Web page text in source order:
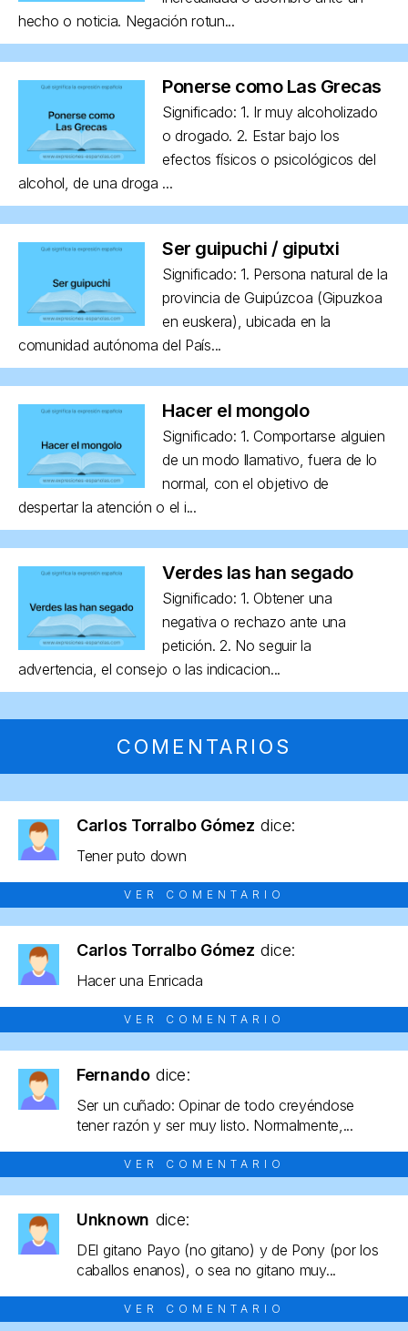
hecho o noticia. Negación rotun...
Ponerse como Las Grecas
Significado: 1. Ir muy alcoholizado
o drogado. 2. Estar bajo los
efectos físicos o psicológicos del
alcohol, de una droga ...
Ser guipuchi / giputxi
Significado: 1. Persona natural de la
provincia de Guipúzcoa (Gipuzkoa
en euskera), ubicada en la
comunidad autónoma del País...
Hacer el mongolo
Significado: 1. Comportarse alguien
de un modo llamativo, fuera de lo
normal, con el objetivo de
despertar la atención o el i...
Verdes las han segado
Significado: 1. Obtener una
negativa o rechazo ante una
petición. 2. No seguir la
advertencia, el consejo o las indicacion...
COMENTARIOS
Carlos Torralbo Gómez dice:
Tener puto down
VER COMENTARIO
Carlos Torralbo Gómez dice:
Hacer una Enricada
VER COMENTARIO
Fernando dice:
Ser un cuñado: Opinar de todo creyéndose
tener razón y ser muy listo. Normalmente,...
VER COMENTARIO
Unknown dice:
DEl gitano Payo (no gitano) y de Pony (por los
caballos enanos), o sea no gitano muy...
VER COMENTARIO